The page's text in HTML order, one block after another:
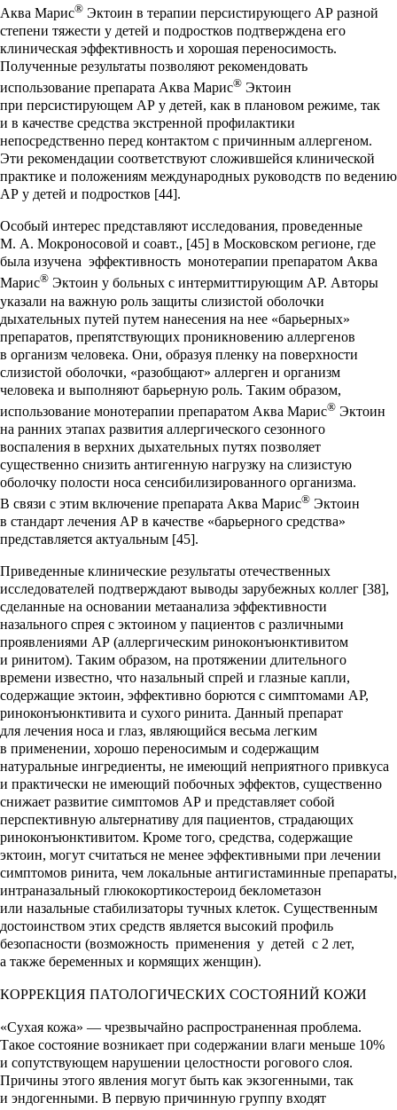
Аква Марис® Эктоин в терапии персистирующего АР разной
степени тяжести у детей и подростков подтверждена его
клиническая эффективность и хорошая переносимость.
Полученные результаты позволяют рекомендовать
использование препарата Аква Марис® Эктоин
при персистирующем АР у детей, как в плановом режиме, так
и в качестве средства экстренной профилактики
непосредственно перед контактом с причинным аллергеном.
Эти рекомендации соответствуют сложившейся клинической
практике и положениям международных руководств по ведению
АР у детей и подростков [44].
Особый интерес представляют исследования, проведенные
М. А. Мокроносовой и соавт., [45] в Московском регионе, где
была изучена эффективность монотерапии препаратом Аква
Марис® Эктоин у больных с интермиттирующим АР. Авторы
указали на важную роль защиты слизистой оболочки
дыхательных путей путем нанесения на нее «барьерных»
препаратов, препятствующих проникновению аллергенов
в организм человека. Они, образуя пленку на поверхности
слизистой оболочки, «разобщают» аллерген и организм
человека и выполняют барьерную роль. Таким образом,
использование монотерапии препаратом Аква Марис® Эктоин
на ранних этапах развития аллергического сезонного
воспаления в верхних дыхательных путях позволяет
существенно снизить антигенную нагрузку на слизистую
оболочку полости носа сенсибилизированного организма.
В связи с этим включение препарата Аква Марис® Эктоин
в стандарт лечения АР в качестве «барьерного средства»
представляется актуальным [45].
Приведенные клинические результаты отечественных
исследователей подтверждают выводы зарубежных коллег [38],
сделанные на основании метаанализа эффективности
назального спрея с эктоином у пациентов с различными
проявлениями АР (аллергическим риноконъюнктивитом
и ринитом). Таким образом, на протяжении длительного
времени известно, что назальный спрей и глазные капли,
содержащие эктоин, эффективно борются с симптомами АР,
риноконъюнктивита и сухого ринита. Данный препарат
для лечения носа и глаз, являющийся весьма легким
в применении, хорошо переносимым и содержащим
натуральные ингредиенты, не имеющий неприятного привкуса
и практически не имеющий побочных эффектов, существенно
снижает развитие симптомов АР и представляет собой
перспективную альтернативу для пациентов, страдающих
риноконъюнктивитом. Кроме того, средства, содержащие
эктоин, могут считаться не менее эффективными при лечении
симптомов ринита, чем локальные антигистаминные препараты,
интраназальный глюкокортикостероид беклометазон
или назальные стабилизаторы тучных клеток. Существенным
достоинством этих средств является высокий профиль
безопасности (возможность применения у детей с 2 лет,
а также беременных и кормящих женщин).
КОРРЕКЦИЯ ПАТОЛОГИЧЕСКИХ СОСТОЯНИЙ КОЖИ
«Сухая кожа» — чрезвычайно распространенная проблема.
Такое состояние возникает при содержании влаги меньше 10%
и сопутствующем нарушении целостности рогового слоя.
Причины этого явления могут быть как экзогенными, так
и эндогенными. В первую причинную группу входят